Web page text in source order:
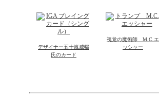
デザイナー五十嵐威暢
氏のカード
視覚の魔術師 M.C.エ
ッシャー